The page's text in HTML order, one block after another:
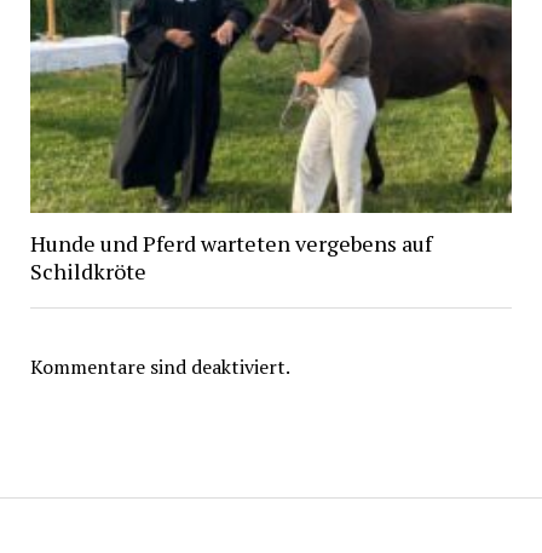
Hunde und Pferd warteten vergebens auf
Schildkröte
Kommentare sind deaktiviert.